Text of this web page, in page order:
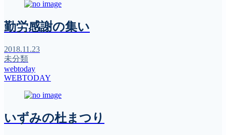
勤労感謝の集い
2018.11.23
未分類
webtoday
WEBTODAY
いずみの杜まつり